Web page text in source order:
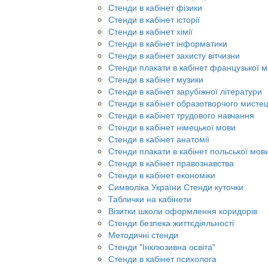
Стенди в кабінет фізики
Стенди в кабінет історії
Стенди в кабінет хімії
Стенди в кабінет інформатики
Стенди в кабінет захисту вітчизни
Стенди плакати в кабінет французької
Стенди в кабінет музики
Стенди в кабінет зарубіжної літератури
Стенди в кабінет образотворчого
Стенди в кабінет трудового навчання
Стенди в кабінет німецької мови
Стенди в кабінет анатомії
Стенди плакати в кабінет польської
Стенди в кабінет правознавства
Стенди в кабінет економіки
Символіка України Стенди куточки
Таблички на кабінети
Візитки школи оформлення коридорів
Стенди безпека життєдіяльності
Методичні стенди
Стенди "Інклюзивна освіта"
Стенди в кабінет психолога